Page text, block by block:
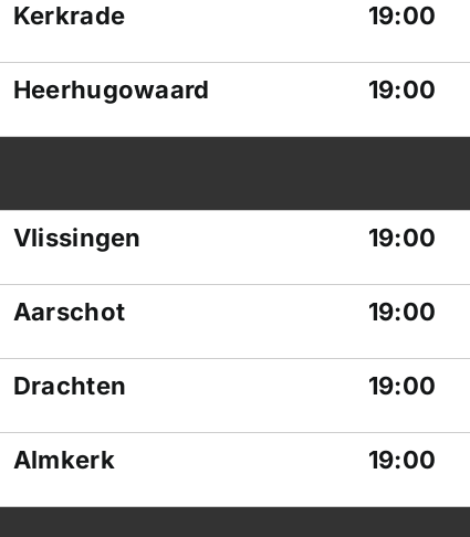
Kerkrade 19:00
Heerhugowaard 19:00
Vlissingen 19:00
Aarschot 19:00
Drachten 19:00
Almkerk 19:00